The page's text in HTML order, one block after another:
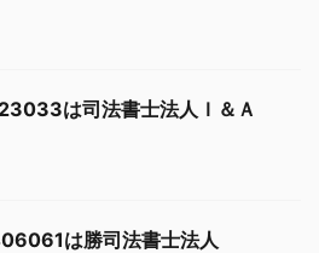
は司法書士法人Ｉ＆Ａ
は勝司法書士法人